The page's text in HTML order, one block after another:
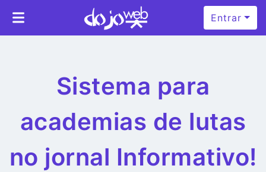
Entrar
Sistema para
academias de lutas
no jornal Informativo!